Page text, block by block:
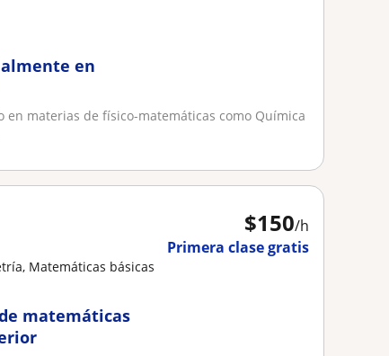
en
materias de físico-matemáticas como Química
$150/h
Primera clase gratis
Matemáticas básicas
matemáticas